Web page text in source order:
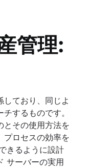
ト
化
に
理由
ポートを実行する
カスタマイズ
管理:
ており、同じよ
するものです。
とその使用方法を
プロセスの効率を
きるように設計
サーバーの実用